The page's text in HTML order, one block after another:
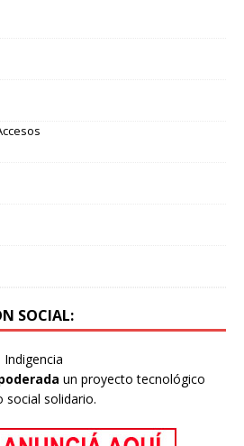
SOCIAL:
un proyecto tecnológico
social solidario.